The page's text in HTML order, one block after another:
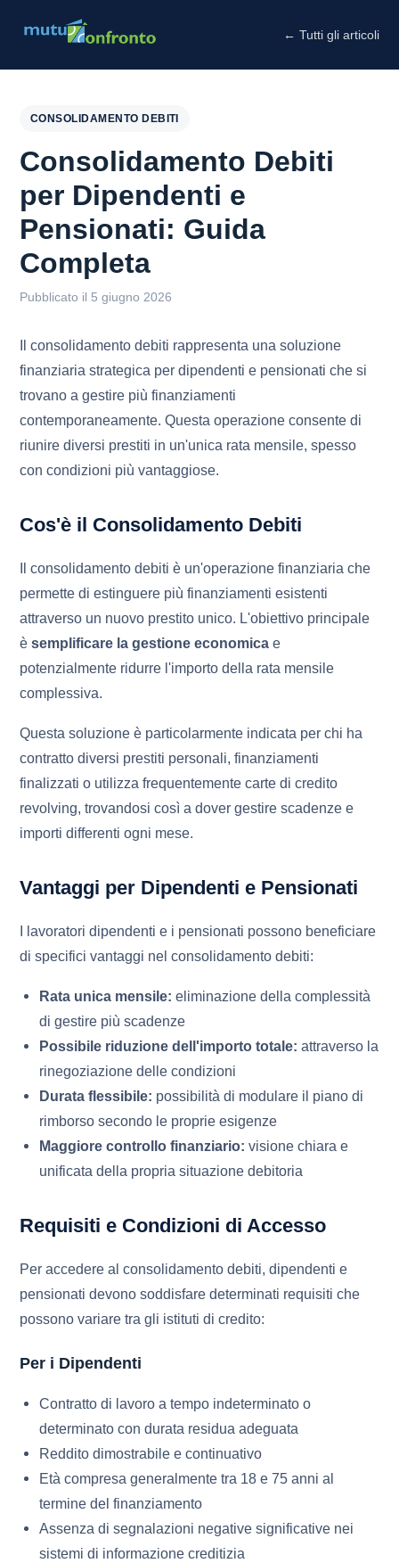
← Tutti gli articoli
CONSOLIDAMENTO DEBITI
Consolidamento Debiti
per Dipendenti e
Pensionati: Guida
Completa
Pubblicato il 5 giugno 2026
Il consolidamento debiti rappresenta una soluzione
finanziaria strategica per dipendenti e pensionati che si
trovano a gestire più finanziamenti
contemporaneamente. Questa operazione consente di
riunire diversi prestiti in un'unica rata mensile, spesso
con condizioni più vantaggiose.
Cos'è il Consolidamento Debiti
Il consolidamento debiti è un'operazione finanziaria che
permette di estinguere più finanziamenti esistenti
attraverso un nuovo prestito unico. L'obiettivo principale
è semplificare la gestione economica e
potenzialmente ridurre l'importo della rata mensile
complessiva.
Questa soluzione è particolarmente indicata per chi ha
contratto diversi prestiti personali, finanziamenti
finalizzati o utilizza frequentemente carte di credito
revolving, trovandosi così a dover gestire scadenze e
importi differenti ogni mese.
Vantaggi per Dipendenti e Pensionati
I lavoratori dipendenti e i pensionati possono beneficiare
di specifici vantaggi nel consolidamento debiti:
Rata unica mensile: eliminazione della complessità
di gestire più scadenze
Possibile riduzione dell'importo totale: attraverso la
rinegoziazione delle condizioni
Durata flessibile: possibilità di modulare il piano di
rimborso secondo le proprie esigenze
Maggiore controllo finanziario: visione chiara e
unificata della propria situazione debitoria
Requisiti e Condizioni di Accesso
Per accedere al consolidamento debiti, dipendenti e
pensionati devono soddisfare determinati requisiti che
possono variare tra gli istituti di credito:
Per i Dipendenti
Contratto di lavoro a tempo indeterminato o
determinato con durata residua adeguata
Reddito dimostrabile e continuativo
Età compresa generalmente tra 18 e 75 anni al
termine del finanziamento
Assenza di segnalazioni negative significative nei
sistemi di informazione creditizia